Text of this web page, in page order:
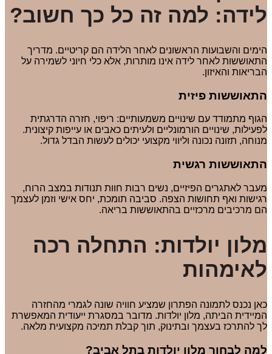
לידה: למה זה כל כך חשוב?
הימים והשבועות הראשונים לאחר הלידה הם קריטיים. מדריך
התאוששות לאחר לידה אינו מותרות, אלא כלי חיוני לשמירה על
הבריאות והאיזון.
התאוששות פיזית
הגוף מתמודד עם שינויים משמעותיים: ריפוי, חזרה הדרגתית
לפעילות, שינויים הורמונליים ולעיתים כאבים או עייפות קיצונית.
מנוחה, תזונה נכונה וליווי מקצועי יכולים לעשות הבדל גדול.
התאוששות רגשית
מעבר לאתגרים הפיזיים, נשים רבות חוות תנודות במצב הרוח,
רגישות ואף תחושות הצפה. סביבה תומכת, יחס אישי וזמן לעצמך
הם מרכיבים מרכזיים בהתאוששות בריאה.
מלון יולדות: התחלה רכה
לאימהות
כאן נכנס לתמונה הפתרון שמציע חוויה שונה לגמרי מהחזרה
המיידית הביתה, מלון יולדות. מדובר במסגרת ייעודית המאפשרת
לך להתרכז בעצמך ובתינוק, תוך קבלת תמיכה מקצועית מלאה.
למה לבחור מלון יולדות בתל אביב?